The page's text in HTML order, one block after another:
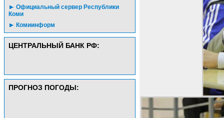
Официальный сервер Республики
Коми
Комиинформ
ЦЕНТРАЛЬНЫЙ БАНК РФ:
ПРОГНОЗ ПОГОДЫ: